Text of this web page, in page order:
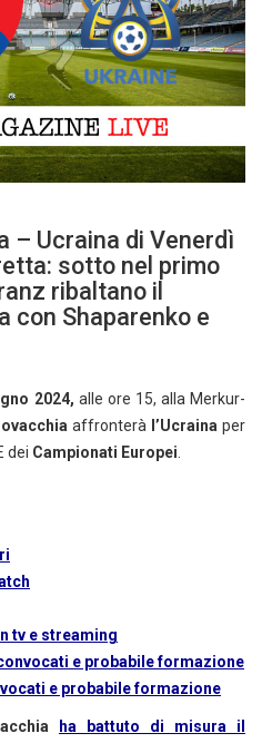
– Ucraina di Venerdì
sotto nel primo
ribaltano il
con Shaparenko e
2024, alle ore 15, alla Merkur-
affronterà l’Ucraina per
dei Campionati Europei.
tv e streaming
e probabile formazione
e probabile formazione
ha battuto di misura il